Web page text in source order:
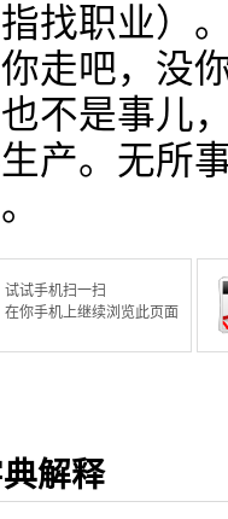
找职业）
走吧，没
不是事儿
产。无所
试试手机扫一扫
在你手机上继续浏览此页面
解释